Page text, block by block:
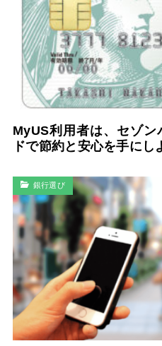
MyUS利用者は、セゾ
ドで節約と安心を手にし
銀行選び